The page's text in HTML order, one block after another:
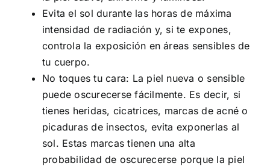
Evita el sol durante las horas de máxima
intensidad de radiación y, si te expones,
controla la exposición en áreas sensibles de
tu cuerpo.
No toques tu cara: La piel nueva o sensible
puede oscurecerse fácilmente. Es decir, si
tienes heridas, cicatrices, marcas de acné o
picaduras de insectos, evita exponerlas al
sol. Estas marcas tienen una alta
probabilidad de oscurecerse porque la piel